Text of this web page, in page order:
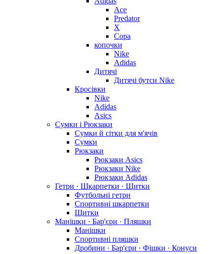
Ace
Predator
X
Copa
копочки
Nike
Adidas
Дитячі
Дитячі бутси Nike
Кросівки
Nike
Adidas
Asics
Сумки і Рюкзаки
Сумки й сітки для м'ячів
Сумки
Рюкзаки
Рюкзаки Asics
Рюкзаки Nike
Рюкзаки Adidas
Гетри · Шкарпетки · Щитки
Футбольні гетри
Спортивні шкарпетки
Щитки
Манішки · Бар'єри · Пляшки
Манішки
Спортивні пляшки
Дробини · Бар'єри · Фішки · Конуси